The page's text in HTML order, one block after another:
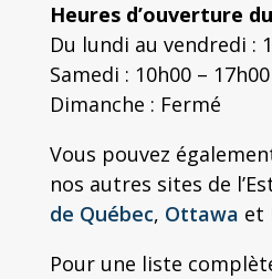
Heures d’ouverture
Du lundi au vendredi :
Samedi : 10h00 – 17h00
Dimanche : Fermé
Vous pouvez
nos autres sites de
de Québec, Ottawa et
Pour une liste